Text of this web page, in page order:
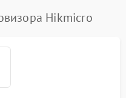
Hikmicro